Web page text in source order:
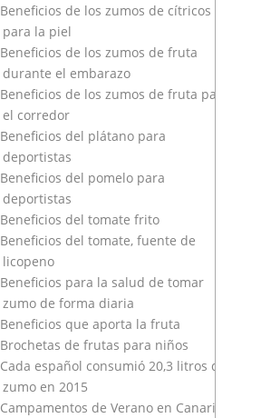
Beneficios de los zumos de cítricos
para la piel
Beneficios de los zumos de fruta
durante el embarazo
Beneficios de los zumos de fruta para
el corredor
Beneficios del plátano para
deportistas
Beneficios del pomelo para
deportistas
Beneficios del tomate frito
Beneficios del tomate, fuente de
licopeno
Beneficios para la salud de tomar
zumo de forma diaria
Beneficios que aporta la fruta
Brochetas de frutas para niños
Cada español consumió 20,3 litros de
zumo en 2015
Campamentos de Verano en Canarias